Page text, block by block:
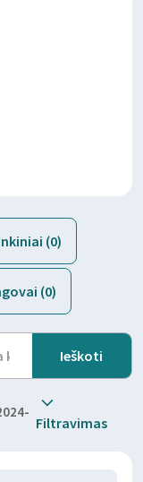
(0)
(0)
Filtravimas